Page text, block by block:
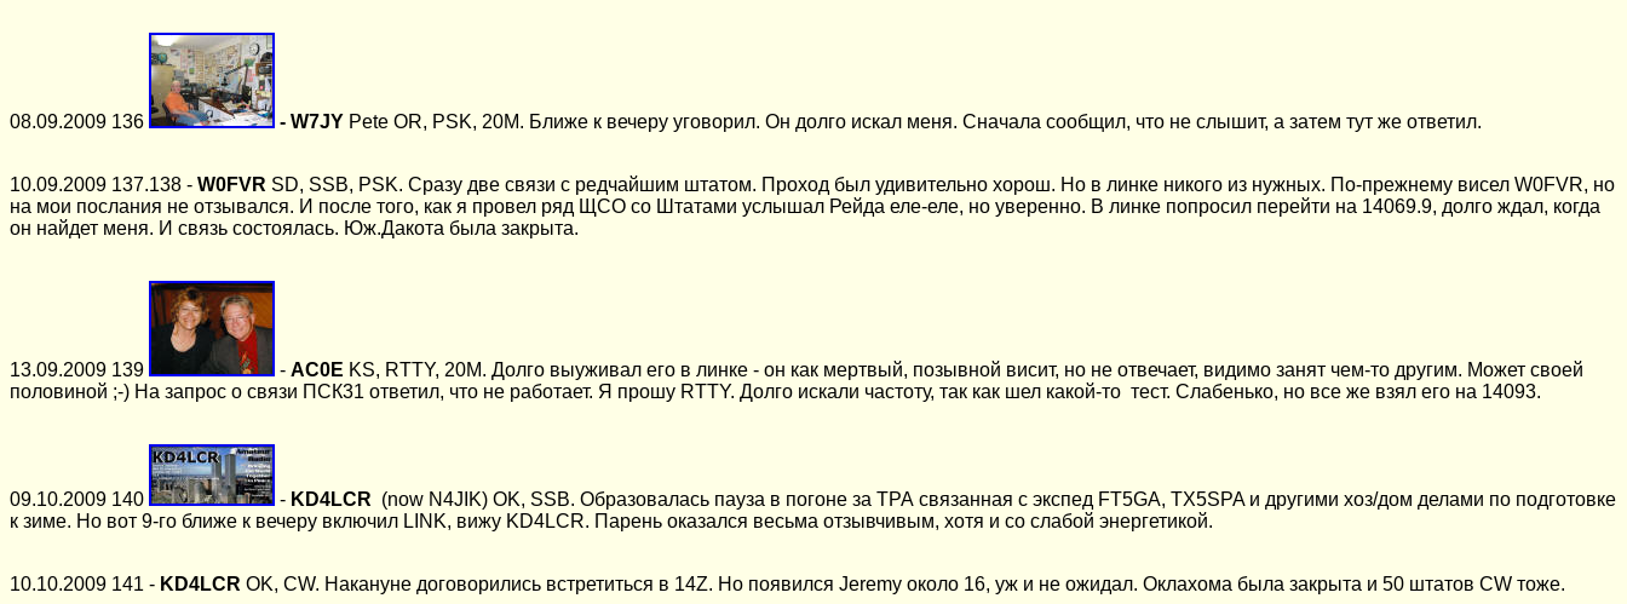
08.09.2009 136 - W7JY Pete OR, PSK, 20М. Ближе к вечеру уговорил. Он долго искал меня. Сначала сообщил, что не слышит, а затем тут же ответил.
10.09.2009 137.138 - W0FVR SD, SSB, PSK. Сразу две связи с редчайшим штатом. Проход был удивительно хорош. Но в линке никого из нужных. По-прежнему висел W0FVR, но
на мои послания не отзывался. И после того, как я провел ряд ЩСО со Штатами услышал Рейда еле-еле, но уверенно. В линке попросил перейти на 14069.9, долго ждал, когда
он найдет меня. И связь состоялась. Юж.Дакота была закрыта.
13.09.2009 139 - AC0E KS, RTTY, 20М. Долго выуживал его в линке - он как мертвый, позывной висит, но не отвечает, видимо занят чем-то другим. Может своей
половиной ;-) На запрос о связи ПСК31 ответил, что не работает. Я прошу RTTY. Долго искали частоту, так как шел какой-то тест. Слабенько, но все же взял его на 14093.
09.10.2009 140 - KD4LCR (now N4JIK) OK, SSB. Образовалась пауза в погоне за ТРА связанная с экспед FT5GA, TX5SPA и другими хоз/дом делами по подготовке
к зиме. Но вот 9-го ближе к вечеру включил LINK, вижу KD4LCR. Парень оказался весьма отзывчивым, хотя и со слабой энергетикой.
10.10.2009 141 - KD4LCR OK, CW. Накануне договорились встретиться в 14Z. Но появился Jeremy около 16, уж и не ожидал. Оклахома была закрыта и 50 штатов CW тоже.